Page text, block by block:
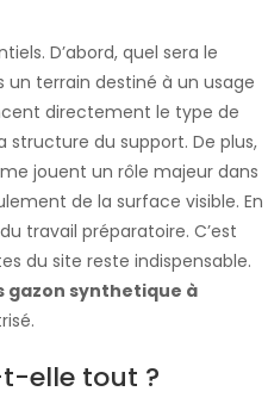
D’abord, quel sera le
un terrain destiné à un usage
directement le type de
structure du support. De plus,
jouent un rôle majeur dans
de la surface visible. En
travail préparatoire. C’est
du site reste indispensable.
synthetique à
elle tout ?